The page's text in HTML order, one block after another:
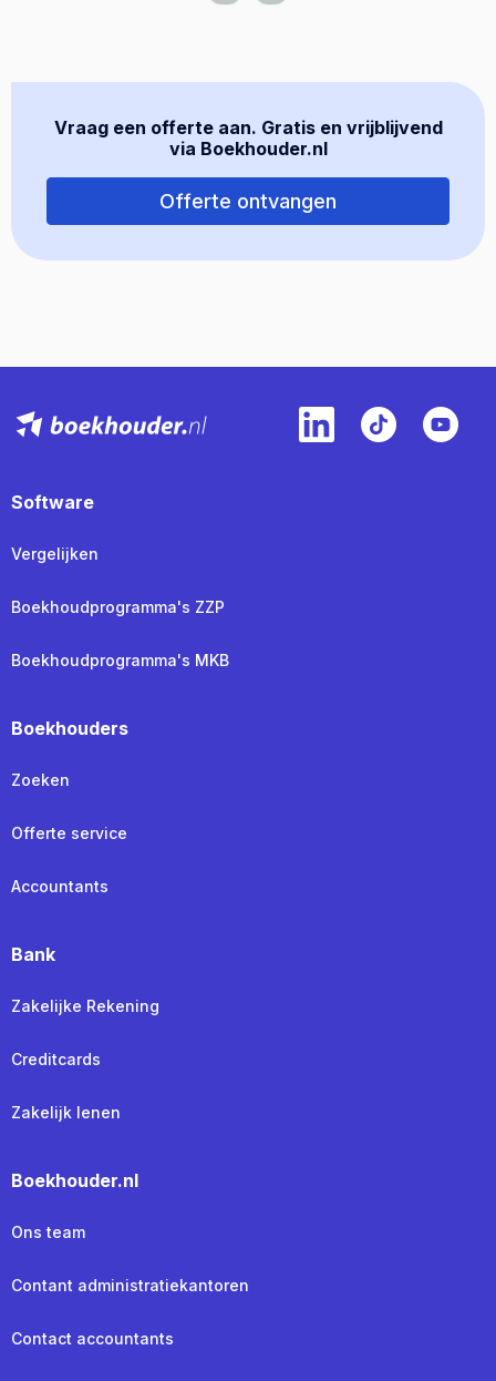
Vraag een offerte aan. Gratis en vrijblijvend
via Boekhouder.nl
Offerte ontvangen
Software
Vergelijken
Boekhoudprogramma's ZZP
Boekhoudprogramma's MKB
Boekhouders
Zoeken
Offerte service
Accountants
Bank
Zakelijke Rekening
Creditcards
Zakelijk lenen
Boekhouder.nl
Ons team
Contant administratiekantoren
Contact accountants